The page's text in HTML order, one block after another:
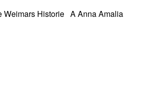
Weimars Historie A Anna Amalia